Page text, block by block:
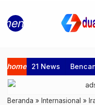
menu
home 21 News
Beranda » Internasional »